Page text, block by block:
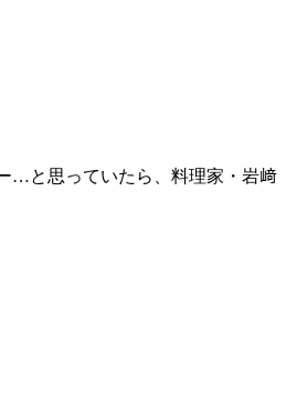
…と思っていたら、料理家・岩﨑